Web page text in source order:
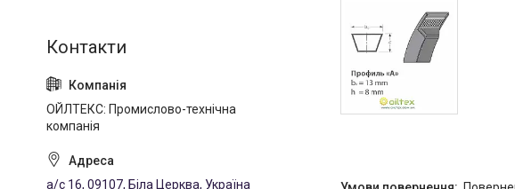
ОЙЛТЕКС: Промислово-технічна
компанія
а/с 16, 09107, Біла Церква, Україна